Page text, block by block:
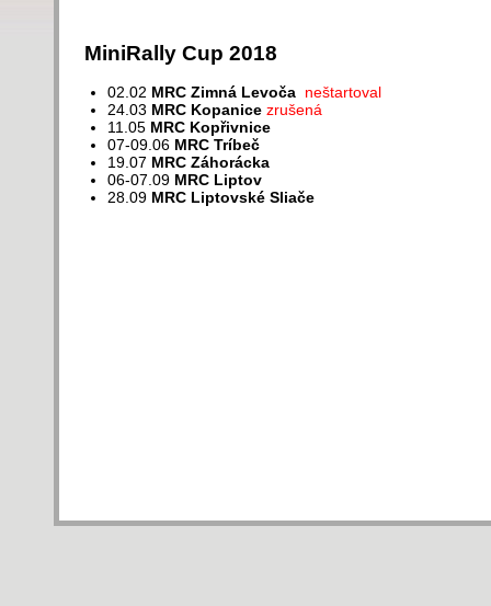
MiniRally Cup 2018
02.02 MRC Zimná Levoča neštartoval
24.03 MRC Kopanice zrušená
11.05 MRC Kopřivnice
07-09.06 MRC Tríbeč
19.07 MRC Záhorácka
06-07.09MRC Liptov
28.09 MRC Liptovské Sliače